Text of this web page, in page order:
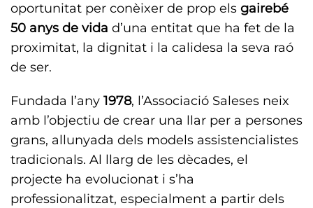
oportunitat per conèixer de prop els gairebé
50 anys de vida d’una entitat que ha fet de la
proximitat, la dignitat i la calidesa la seva raó
de ser.
Fundada l’any 1978, l’Associació Saleses neix
amb l’objectiu de crear una llar per a persones
grans, allunyada dels models assistencialistes
tradicionals. Al llarg de les dècades, el
projecte ha evolucionat i s’ha
professionalitzat, especialment a partir dels